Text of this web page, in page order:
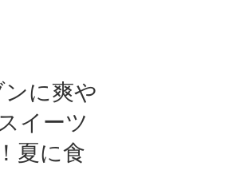
ンに爽や
イーツ
夏に食